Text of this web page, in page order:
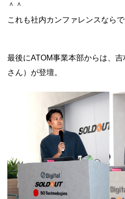
＾＾
これも社内カンファレンスならで
最後にATOM事業本部からは、
さん）が登壇。